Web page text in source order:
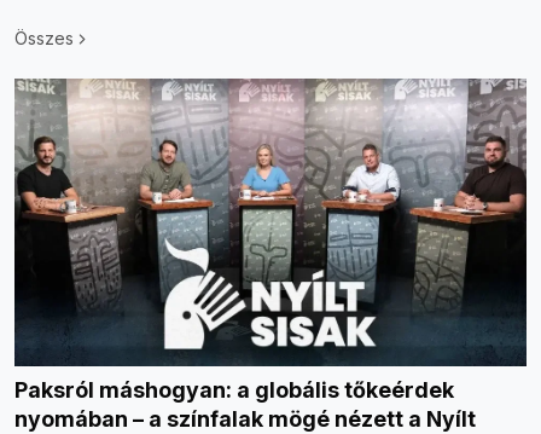
Összes
Paksról máshogyan: a globális tőkeérdek
nyomában – a színfalak mögé nézett a Nyílt